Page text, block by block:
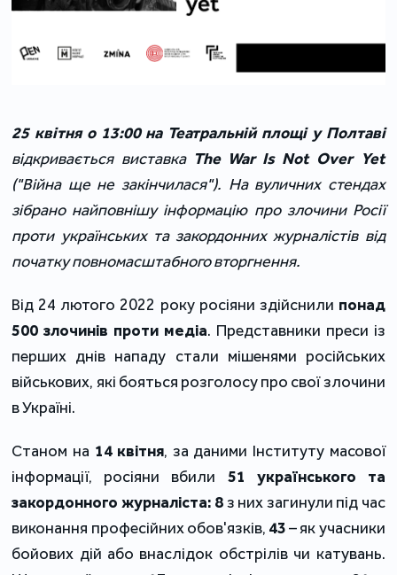
25 квітня о 13:00 на Театральній площі у Полтаві
відкривається виставка The War Is Not Over Yet
("Війна ще не закінчилася"). На вуличних стендах
зібрано найповнішу інформацію про злочини Росії
проти українських та закордонних журналістів від
початку повномасштабного вторгнення.
Від 24 лютого 2022 року росіяни здійснили понад
500 злочинів проти медіа. Представники преси із
перших днів нападу стали мішенями російських
військових, які бояться розголосу про свої злочини
в Україні.
Станом на 14 квітня, за даними Інституту масової
інформації, росіяни вбили 51 українського та
закордонного журналіста: 8з них загинули під час
виконання професійних обов'язків, 43– як учасники
бойових дій або внаслідок обстрілів чи катувань.